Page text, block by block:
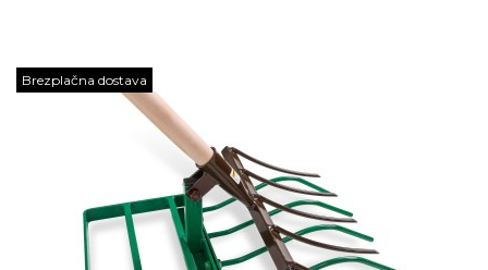
Brezplačna dostava